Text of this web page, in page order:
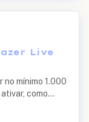
Live
mínimo 1.000
como